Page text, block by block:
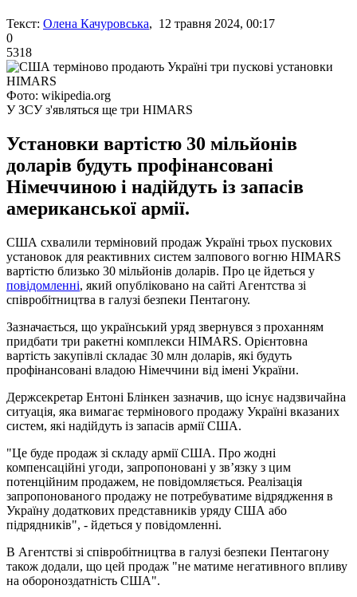
Текст: Олена Качуровська, 12 травня 2024, 00:17
0
5318
Фото: wikipedia.org
У ЗСУ з'являться ще три HIMARS
Установки вартістю 30 мільйонів
доларів будуть профінансовані
Німеччиною і надійдуть із запасів
американської армії.
США схвалили терміновий продаж Україні трьох пускових
установок для реактивних систем залпового вогню HIMARS
вартістю близько 30 мільйонів доларів. Про це йдеться у
повідомленні, який опубліковано на сайті Агентства зі
співробітництва в галузі безпеки Пентагону.
Зазначається, що український уряд звернувся з проханням
придбати три ракетні комплекси HIMARS. Орієнтовна
вартість закупівлі складає 30 млн доларів, які будуть
профінансовані владою Німеччини від імені України.
Держсекретар Ентоні Блінкен зазначив, що існує надзвичайна
ситуація, яка вимагає термінового продажу Україні вказаних
систем, які надійдуть із запасів армії США.
"Це буде продаж зі складу армії США. Про жодні
компенсаційні угоди, запропоновані у зв’язку з цим
потенційним продажем, не повідомляється. Реалізація
запропонованого продажу не потребуватиме відрядження в
Україну додаткових представників уряду США або
підрядників", - йдеться у повідомленні.
В Агентстві зі співробітництва в галузі безпеки Пентагону
також додали, що цей продаж "не матиме негативного впливу
на обороноздатність США".